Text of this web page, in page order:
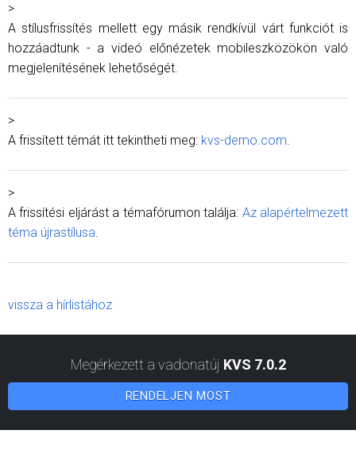
>
A stílusfrissítés mellett egy másik rendkívül várt funkciót is
hozzáadtunk - a videó előnézetek mobileszközökön való
megjelenítésének lehetőségét.
>
A frissített témát itt tekintheti meg: kvs-demo.com.
>
A frissítési eljárást a témafórumon találja: Az alapértelmezett
téma újrastílusa.
vissza a hírlistához
Megérkezett a vadonatúj KVS 7.0.2
RENDELJEN MOST